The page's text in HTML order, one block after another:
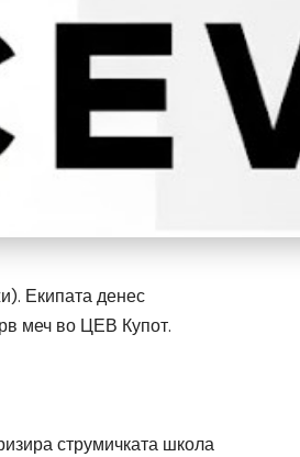
Екипата денес
меч во ЦЕВ Купот.
струмичката школа